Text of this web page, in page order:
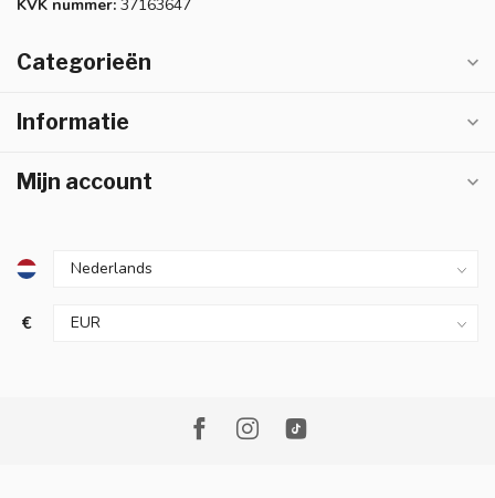
KVK nummer: 37163647
Categorieën
Informatie
Mijn account
€